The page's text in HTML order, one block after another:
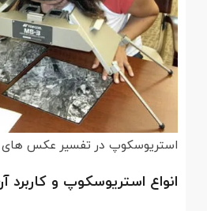
استریوسکوپ در تفسیر عکس
انواع استریوسکوپ و کاربرد